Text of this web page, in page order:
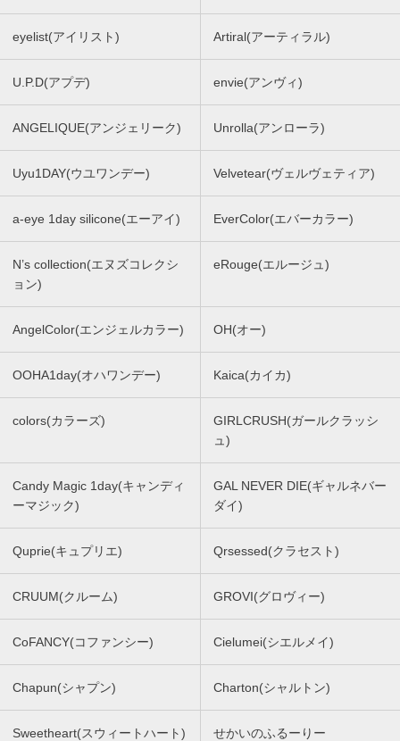
eyelist(アイリスト) Artiral(アーティラル)
U.P.D(アプデ) envie(アンヴィ)
ANGELIQUE(アンジェリーク) Unrolla(アンローラ)
Uyu1DAY(ウユワンデー) Velvetear(ヴェルヴェティア)
a-eye 1day silicone(エーアイ) EverColor(エバーカラー)
N’s collection(エヌズコレクシ
ョン)
eRouge(エルージュ)
AngelColor(エンジェルカラー) OH(オー)
OOHA1day(オハワンデー) Kaica(カイカ)
colors(カラーズ)
GIRLCRUSH(ガールクラッシ
ュ)
Candy Magic 1day(キャンディ
ーマジック)
GAL NEVER DIE(ギャルネバー
ダイ)
Quprie(キュプリエ) Qrsessed(クラセスト)
CRUUM(クルーム) GROVI(グロヴィー)
CoFANCY(コファンシー) Cielumei(シエルメイ)
Chapun(シャプン) Charton(シャルトン)
Sweetheart(スウィートハート) せかいのふるーりー